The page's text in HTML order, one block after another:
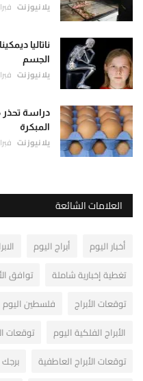
يلا نيوز نت فبراير
ناتاليا
الجسم
يلا نيوز نت فبراير
دراسة تحذر
المبكرة
يلا نيوز نت فبراير
العلامات الشائعة
أخبار اليوم أبراج اليوم
تغطية إخبارية شاملة
توافق
توقعات الأبراج
فلسطين اليوم
الأبراج الفلكية اليوم
توقعات
توقعات الأبراج العاطفية
برجك